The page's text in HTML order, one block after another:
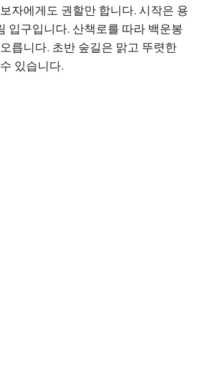
자에게도 권할만 합니다. 시작은 용
입구입니다. 산책로를 따라 백운봉
릅니다. 초반 숲길은 맑고 뚜렷한
있습니다.